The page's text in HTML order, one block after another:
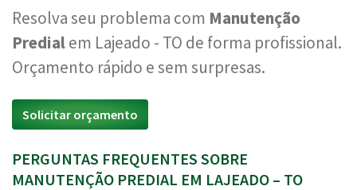
Resolva seu problema com Manutenção
Predialem Lajeado - TO de forma profissional.
Orçamento rápido e sem surpresas.
Solicitar orçamento
PERGUNTAS FREQUENTES SOBRE
MANUTENÇÃO PREDIAL EM LAJEADO – TO